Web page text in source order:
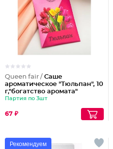
Queen fair / Саше
ароматическое "Тюльпан", 10
г,"богатство аромата"
Партия по 3шт
67 ₽
Рекомендуем